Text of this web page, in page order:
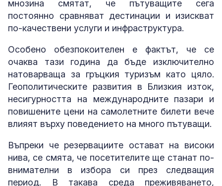
мнозина смятат, че пътуващите сега
постоянно сравняват дестинации и изискват
по-качествени услуги и инфраструктура.
Особено обезпокоителен е фактът, че се
очаква тази година да бъде изключително
натоварваща за гръцкия туризъм като цяло.
Геополитическите развития в Близкия изток,
несигурността на международните пазари и
повишените цени на самолетните билети вече
влияят върху поведението на много пътуващи.
Въпреки че резервациите остават на високи
нива, се смята, че посетителите ще станат по-
внимателни в избора си през следващия
период. В такава среда преживяването,